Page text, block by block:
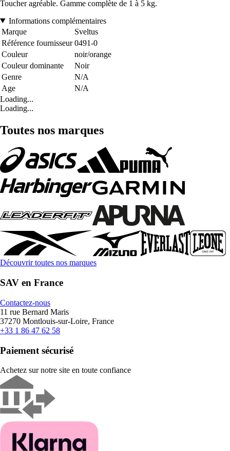
Toucher agréable. Gamme complète de 1 à 5 kg.
Informations complémentaires
Marque
Sveltus
Référence fournisseur 0491-0
Couleur
noir/orange
Couleur dominante
Noir
Genre
N/A
Age
N/A
Loading...
Loading...
Toutes nos marques
Découvrir toutes nos marques
SAV en France
Contactez-nous
11 rue Bernard Maris
37270 Montlouis-sur-Loire, France
+33 1 86 47 62 58
Paiement sécurisé
Achetez sur notre site en toute confiance